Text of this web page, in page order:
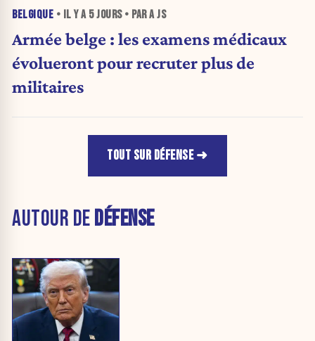
BELGIQUE • IL Y A 5 JOURS• PAR A JS
Armée belge : les examens médicaux
évolueront pour recruter plus de
militaires
TOUT SUR DÉFENSE
AUTOUR DEDÉFENSE